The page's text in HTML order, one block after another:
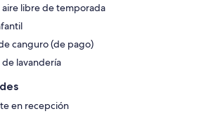
aire libre de temporada
canguro (de pago)
de lavandería
en recepción